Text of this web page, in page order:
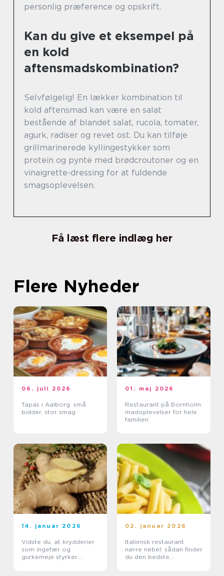
personlig præference og opskrift.
Kan du give et eksempel på
en kold
aftensmadskombination?
Selvfølgelig! En lækker kombination til
kold aftensmad kan være en salat
bestående af blandet salat, rucola, tomater,
agurk, radiser og revet ost. Du kan tilføje
grillmarinerede kyllingestykker som
protein og pynte med brødcroutoner og en
vinaigrette-dressing for at fuldende
smagsoplevelsen.
Få læst flere indlæg her
Flere Nyheder
06. juli 2026
Tapas i Aalborg: små
bidder, stor smag
01. maj 2026
Restaurant på Bornholm:
madoplevelser for hele
familien
14. januar 2026
Vidste du, at krydderier
som ingefær og
gurkemeje styrker
02. januar 2026
Italiensk restaurant
nørre nebel: sådan finder
du den bedste